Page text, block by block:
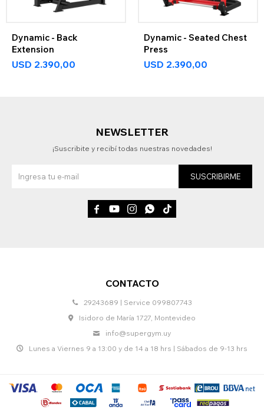
Dynamic - Back
Extension
USD 2.390,00
Dynamic - Seated Chest
Press
USD 2.390,00
CONTACTO
29243689 | Service 099807743
Isidoro de María 1727, Montevideo
info@supergym.uy
Lunes a Viernes 9 a 13:00 y de 14 a 18 hrs | Sábados de 9-13 hrs
NEWSLETTER
¡Suscribite y recibí todas nuestras novedades!
SUSCRIBIRME
    